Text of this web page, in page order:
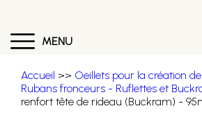
MENU
Accueil >> Oeillets pour la création
Rubans fronceurs - Ruflettes et
renfort tête de rideau (Buckram) -